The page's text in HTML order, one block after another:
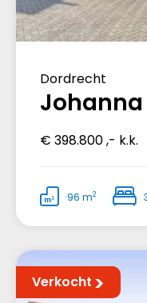
Dordrecht
€ 398.800 ,- k.k.
96 m2
Verkocht